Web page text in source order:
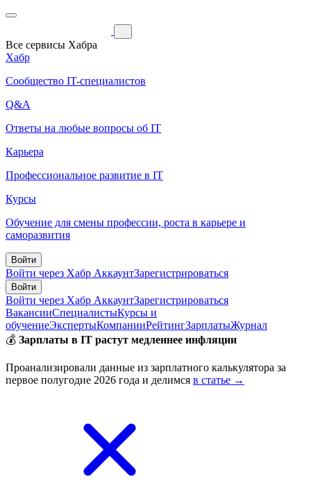
Все сервисы Хабра
Хабр
Сообщество IT-специалистов
Q&A
Ответы на любые вопросы об IT
Карьера
Профессиональное развитие в IT
Курсы
Обучение для смены профессии, роста в карьере и
саморазвития
Войти
Войти через Хабр АккаунтЗарегистрироваться
Войти
Войти через Хабр АккаунтЗарегистрироваться
ВакансииСпециалистыКурсы и
обучениеЭкспертыКомпанииРейтингЗарплатыЖурнал
💰 Зарплаты в IT растут медленнее инфляции
Проанализировали данные из зарплатного калькулятора за
первое полугодие 2026 года и делимся в статье →